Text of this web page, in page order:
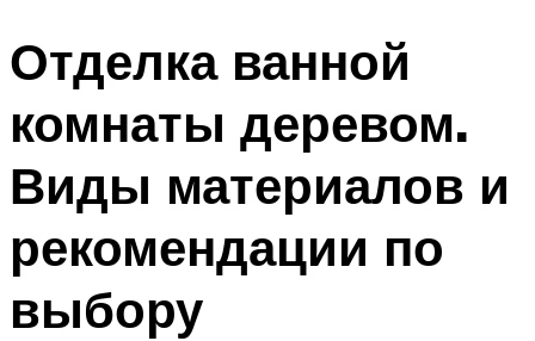
Отделка ванной
комнаты деревом.
Виды материалов и
рекомендации по
выбору